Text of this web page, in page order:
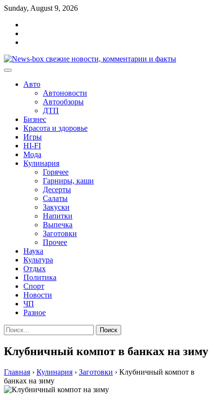
Перейти
содержимому
Sunday, August 9, 2026
Авто
Автоновости
Автообзоры
ДТП
Бизнес
Красота и здоровье
Игры
HI-FI
Мода
Кулинария
Горячее
Гарниры, каши
Десерты
Салаты
Закуски
Напитки
Выпечка
Заготовки
Прочее
Наука
Культура
Отдых
Политика
Спорт
Новости
ЧП
Разное
Найти:
Клубничный компот в банках на зиму
Главная › Кулинария › Заготовки › Клубничный компот в
банках на зиму